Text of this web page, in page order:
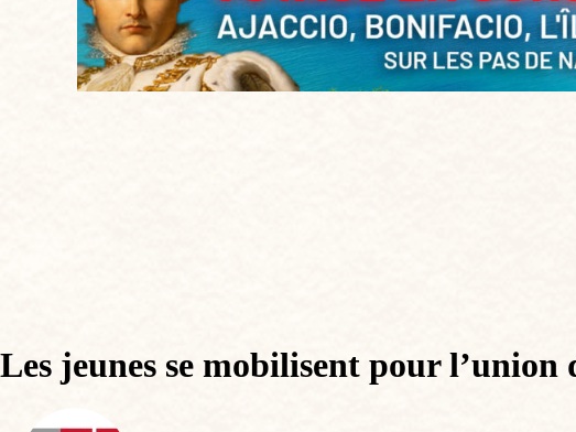
Les jeunes se mobilisent pour l’union